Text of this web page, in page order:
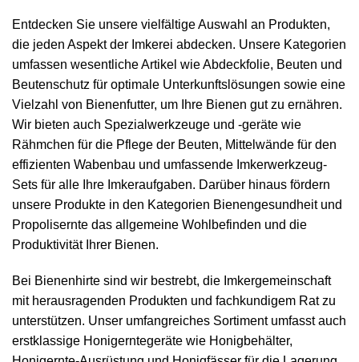
Entdecken Sie unsere vielfältige Auswahl an Produkten,
die jeden Aspekt der Imkerei abdecken. Unsere Kategorien
umfassen wesentliche Artikel wieAbdeckfolie, Beuten und
Beutenschutz für optimale Unterkunftslösungen sowie eine
Vielzahl von Bienenfutter, um Ihre Bienen gut zu ernähren.
Wir bieten auch Spezialwerkzeuge und -geräte wie
Rähmchen für die Pflege der Beuten, Mittelwände für den
effizienten Wabenbau und umfassende Imkerwerkzeug-
Sets für alle Ihre Imkeraufgaben. Darüber hinaus fördern
unsere Produkte in den Kategorien Bienengesundheitund
Propolisernte das allgemeine Wohlbefinden und die
Produktivität Ihrer Bienen.
Bei Bienenhirte sind wir bestrebt, die Imkergemeinschaft
mit herausragenden Produkten und fachkundigem Rat zu
unterstützen. Unser umfangreiches Sortiment umfasst auch
erstklassige Honigerntegeräte wie Honigbehälter,